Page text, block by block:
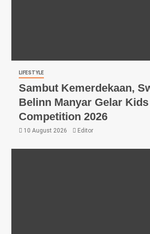
LIFESTYLE
Sambut Kemerdekaan,
Belinn Manyar Gelar
Competition 2026
10 August 2026 Editor